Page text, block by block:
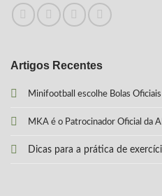
Artigos Recentes
Minifootball escolhe Bolas
MKA é o Patrocinador Oficial da
Dicas para a prática de